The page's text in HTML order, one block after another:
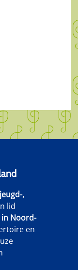
,
lid
Noord-
en